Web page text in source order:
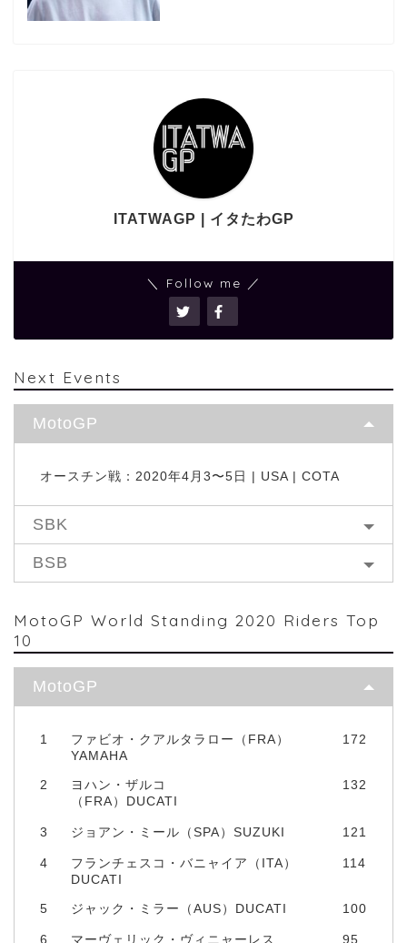
ITATWAGP | イタたわGP
＼ Follow me ／
Next Events
MotoGP
オースチン戦：2020年4月3〜5日 | USA | COTA
SBK
BSB
MotoGP World Standing 2020 Riders Top
10
MotoGP
1
ファビオ・クアルタラロー（FRA）
YAMAHA
172
2
ヨハン・ザルコ
（FRA）DUCATI
132
3 ジョアン・ミール（SPA）SUZUKI 121
4
フランチェスコ・バニャイア（ITA）
DUCATI
114
5 ジャック・ミラー（AUS）DUCATI 100
6 マーヴェリック・ヴィニャーレス 95